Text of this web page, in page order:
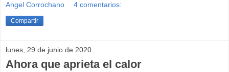
Angel Corrochano 4 comentarios:
Compartir
lunes, 29 de junio de 2020
Ahora que aprieta el calor